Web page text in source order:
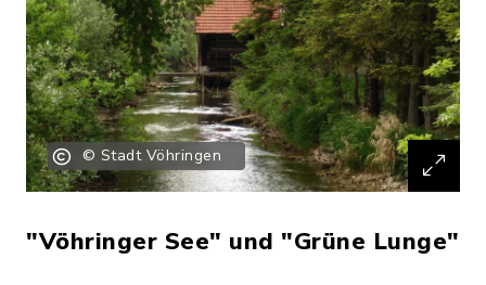
© Stadt Vöhringen
"Vöhringer See" und "Grüne Lunge"